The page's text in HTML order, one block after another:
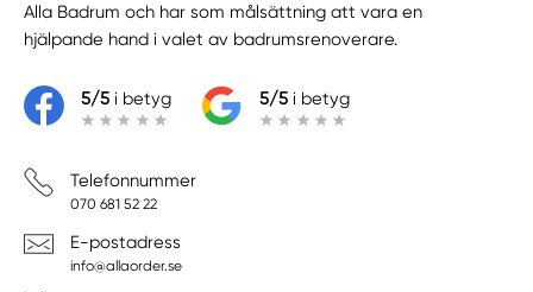
Alla Badrum och har som målsättning att vara en
hjälpande hand i valet av badrumsrenoverare.
5/5i betyg 5/5i betyg
Telefonnummer
070 681 52 22
E-postadress
info@allaorder.se